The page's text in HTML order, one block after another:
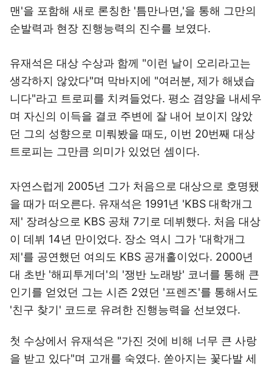
맨'을 포함해 새로 론칭한 '틈만나면,'을 통해 그만의
순발력과 현장 진행능력의 진수를 보였다.
유재석은 대상 수상과 함께 "이런 날이 오리라고는
생각하지 않았다"며 막바지에 "여러분, 제가 해냈습
니다"라고 트로피를 치켜들었다. 평소 겸양을 내세우
며 자신의 이득을 결코 주변에 잘 내어 보이지 않았
던 그의 성향으로 미뤄봤을 때도, 이번 20번째 대상
트로피는 그만큼 의미가 있었던 셈이다.
자연스럽게 2005년 그가 처음으로 대상으로 호명됐
을 때가 떠오른다. 유재석은 1991년 'KBS 대학개그
제' 장려상으로 KBS 공채 7기로 데뷔했다. 처음 대상
이 데뷔 14년 만이었다. 장소 역시 그가 '대학개그
제'를 공연했던 여의도 KBS 공개홀이었다. 2000년
대 초반 '해피투게더'의 '쟁반 노래방' 코너를 통해 큰
인기를 얻었던 그는 시즌 2였던 '프렌즈'를 통해서도
'친구 찾기' 코드로 유려한 진행능력을 선보였다.
첫 수상에서 유재석은 "가진 것에 비해 너무 큰 사랑
을 받고 있다"며 고개를 숙였다. 쏟아지는 꽃다발 세